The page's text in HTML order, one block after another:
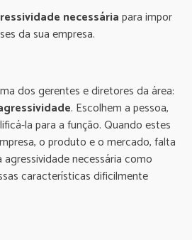
necessáriapara impor
da sua empresa.
dos gerentes e diretores da área:
. Escolhem a pessoa,
la para a função. Quando estes
o produto e o mercado, falta
agressividade necessária como
características dificilmente